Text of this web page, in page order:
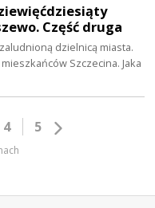
Część druga
dzielnicą miasta.
Szczecina. Jaka
4 5